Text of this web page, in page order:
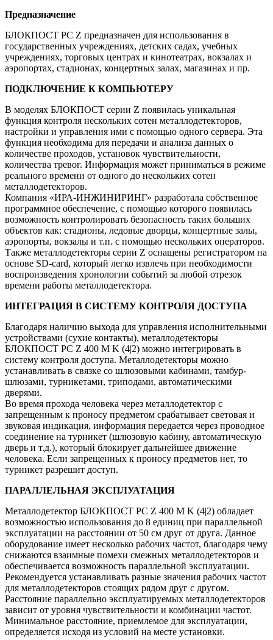
Предназначение
БЛОКПОСТ РС Z предназначен для использования в
государственных учреждениях, детских садах, учебных
учреждениях, торговых центрах и кинотеатрах, вокзалах и
аэропортах, стадионах, концертных залах, магазинах и пр.
ПОДКЛЮЧЕНИЕ К КОМПЬЮТЕРУ
В моделях БЛОКПОСТ серии Z появилась уникальная
функция контроля нескольких сотен металлодетекторов,
настройки и управления ими с помощью одного сервера. Эта
функция необходима для передачи и анализа данных о
количестве проходов, установок чувствительности,
количества тревог. Информация может приниматься в режиме
реального времени от одного до нескольких сотен
металлодетекторов.
Компания «ИРА-ИНЖИНИРИНГ» разработала собственное
программное обеспечение, с помощью которого появилась
возможность контролировать безопасность таких больших
объектов как: стадионы, ледовые дворцы, концертные залы,
аэропорты, вокзалы и т.п. с помощью нескольких операторов.
Также металлодетекторы серии Z оснащены регистратором на
основе SD-card, который легко извлечь при необходимости
воспроизведения хронологии событий за любой отрезок
времени работы металлодетектора.
ИНТЕГРАЦИЯ В СИСТЕМУ КОНТРОЛЯ ДОСТУПА
Благодаря наличию выхода для управления исполнительными
устройствами (сухие контакты), металлодетекторы
БЛОКПОСТ РС Z 400 M K (4|2) можно интегрировать в
систему контроля доступа. Металлодетекторы можно
устанавливать в связке со шлюзовыми кабинами, тамбур-
шлюзами, турникетами, триподами, автоматическими
дверями.
Во время прохода человека через металлодетектор с
запрещенным к проносу предметом срабатывает световая и
звуковая индикация, информация передается через проводное
соединение на турникет (шлюзовую кабину, автоматическую
дверь и т.д.), который блокирует дальнейшее движение
человека. Если запрещенных к проносу предметов нет, то
турникет разрешит доступ.
ПАРАЛЛЕЛЬНАЯ ЭКСПЛУАТАЦИЯ
Металлодетектор БЛОКПОСТ РС Z 400 M K (4|2) обладает
возможностью использования до 8 единиц при параллельной
эксплуатации на расстоянии от 50 см друг от друга. Данное
оборудование имеет несколько рабочих частот, благодаря чему
снижаются взаимные помехи смежных металлодетекторов и
обеспечивается возможность параллельной эксплуатации.
Рекомендуется устанавливать разные значения рабочих частот
для металлодетекторов стоящих рядом друг с другом.
Расстояние параллельно эксплуатируемых металлодетекторов
зависит от уровня чувствительности и комбинации частот.
Минимальное расстояние, приемлемое для эксплуатации,
определяется исходя из условий на месте установки.